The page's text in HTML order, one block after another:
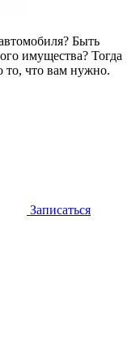
Быть
имущества? Тогда
то, что вам нужно.
Записаться